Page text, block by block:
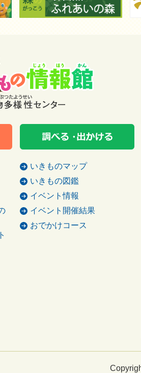
いきものマップ
いきもの図鑑
イベント情報
イベント開催結果
おでかけコース